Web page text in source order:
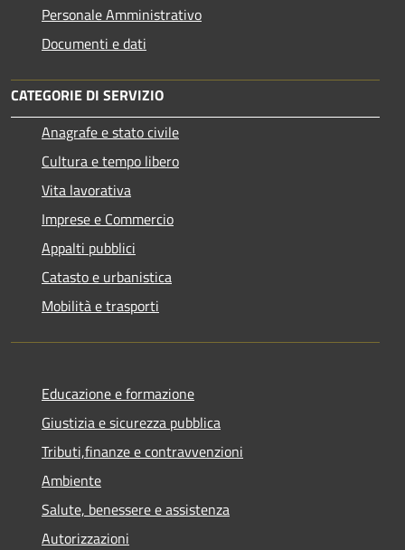
Personale Amministrativo
Documenti e dati
CATEGORIE DI SERVIZIO
Anagrafe e stato civile
Cultura e tempo libero
Vita lavorativa
Imprese e Commercio
Appalti pubblici
Catasto e urbanistica
Mobilità e trasporti
Educazione e formazione
Giustizia e sicurezza pubblica
Tributi,finanze e contravvenzioni
Ambiente
Salute, benessere e assistenza
Autorizzazioni